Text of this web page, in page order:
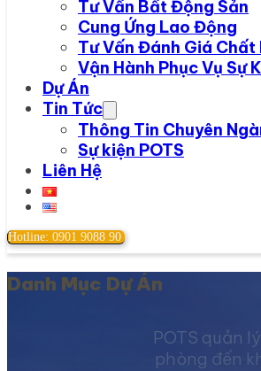
Tư Vấn Bất Động Sản
Cung Ứng Lao Động
Tư Vấn Đánh Giá Chất
Vận Hành Phục Vụ Sự
Dự Án
Tin Tức
Thông Tin Chuyên
Sự kiện POTS
Liên Hệ
Hotline: 0901 9088 90
Danh Mục Dự Án
POTS quản
phòng đến